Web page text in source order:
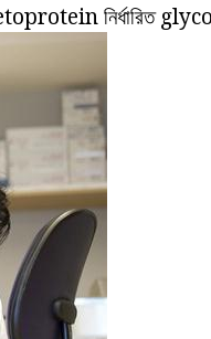
fetoprotein নির্ধারিত